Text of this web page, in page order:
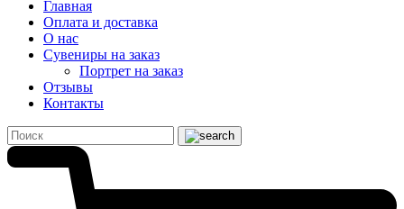
Главная
Оплата и доставка
О нас
Сувениры на заказ
Портрет на заказ
Отзывы
Контакты